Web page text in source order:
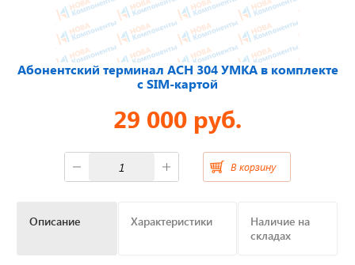
Отвечаем на актуальные
вопросы
Приборные панели
Абонентский терминал АСН 304 УМКА в комплекте
с SIM-картой
29 000 руб.
В корзину
Описание Характеристики
Наличие на
складах